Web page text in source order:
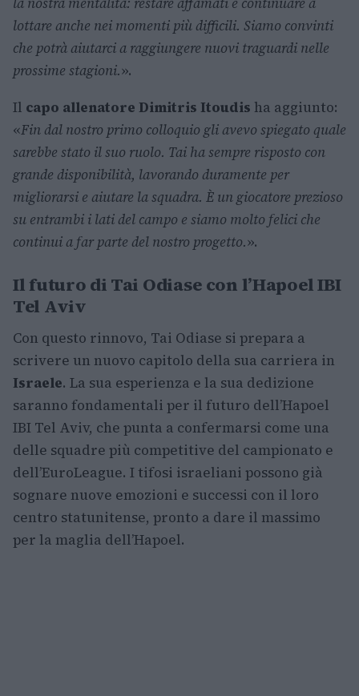
lottare anche nei momenti più difficili. Siamo convinti
che potrà aiutarci a raggiungere nuovi traguardi nelle
prossime stagioni.».
Il capo allenatore Dimitris Itoudis ha aggiunto:
«Fin dal nostro primo colloquio gli avevo spiegato quale
sarebbe stato il suo ruolo. Tai ha sempre risposto con
grande disponibilità, lavorando duramente per
migliorarsi e aiutare la squadra. È un giocatore prezioso
su entrambi i lati del campo e siamo molto felici che
continui a far parte del nostro progetto.».
Il futuro di Tai Odiase con l’Hapoel IBI
Tel Aviv
Con questo rinnovo, Tai Odiase si prepara a
scrivere un nuovo capitolo della sua carriera in
Israele. La sua esperienza e la sua dedizione
saranno fondamentali per il futuro dell’Hapoel
IBI Tel Aviv, che punta a confermarsi come una
delle squadre più competitive del campionato e
dell’EuroLeague. I tifosi israeliani possono già
sognare nuove emozioni e successi con il loro
centro statunitense, pronto a dare il massimo
per la maglia dell’Hapoel.